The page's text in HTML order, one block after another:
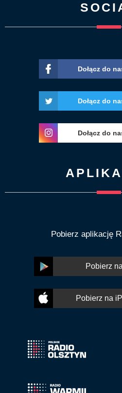
Dołącz do
Dołącz do
Dołącz do
Pobierz aplikację
Pobierz
Pobierz na